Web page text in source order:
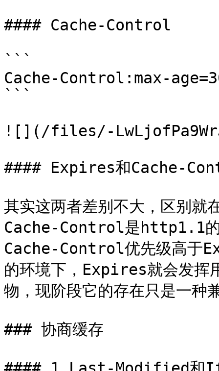
#### Cache-Control
```
Cache-Control:max-
```
![](/files/-
#### Expires和Cache-
其实这两者差别不大，区别
Cache-Control是http1.1的
Cache-Control优先级高于
的环境下，Expires就会发挥
物，现阶段它的存在只是一种
### 协商缓存